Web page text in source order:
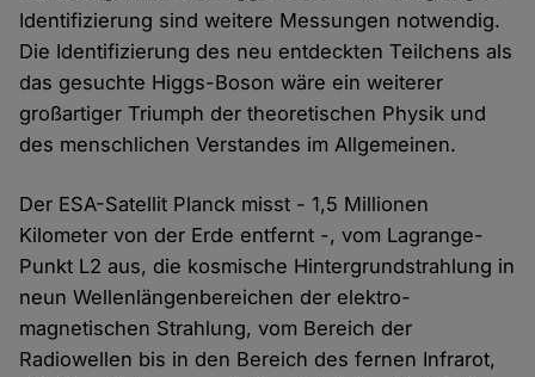
Identifizierung sind weitere Messungen notwendig.
Die Identifizierung des neu entdeckten Teilchens als
das gesuchte Higgs-Boson wäre ein weiterer
großartiger Triumph der theo­retischen Physik und
des menschlichen Verstandes im Allgemeinen.
Der ESA-Satellit Planck misst - 1,5 Millionen
Kilometer von der Erde entfernt -, vom Lagrange-
Punkt L2 aus, die kosmische Hinter­grund­strahlung in
neun Wellen­längen­bereichen der elektro­
magnetischen Strahlung, vom Bereich der
Radiowellen bis in den Bereich des fernen Infrarot,